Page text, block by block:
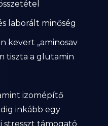
laborált minőség
kevert „aminosav
tiszta a glutamin
izomépítő
inkább egy
stresszt támogató